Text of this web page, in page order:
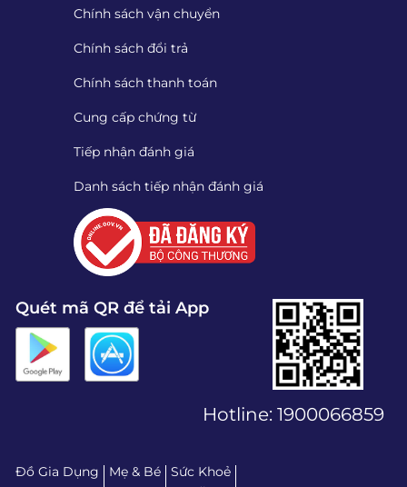
Chính sách vận chuyển
Chính sách đổi trả
Chính sách thanh toán
Cung cấp chứng từ
Tiếp nhận đánh giá
Danh sách tiếp nhận đánh giá
Quét mã QR để tải App
Hotline: 1900066859
Đồ Gia Dụng Mẹ & Bé
Sức Khoẻ